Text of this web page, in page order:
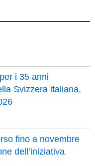
i 35 anni
Svizzera italiana,
fino a novembre
dell’iniziativa